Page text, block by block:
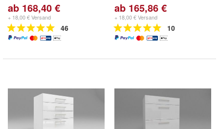
ab 168,40 €
+ 18,00 € Versand
46
ab 165,86 €
+ 18,00 € Versand
10